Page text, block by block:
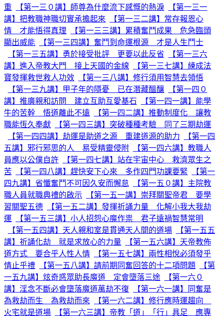
重
【第一三０講】師尊為什麼流下感慨的熱淚
【第一三一
講】把教職神職切實承擔起來
【第一三二講】常存報恩心
情 才能悟得真理
【第一三三講】累積奮鬥成果 危急臨頭
顯出威能
【第一三四講】奮鬥到命運根源 才是人生鬥士
【第一三五講】勇於接受批評 更要以此反省
【第一三六
講】進入帝教大門 接上天國的金線
【第一三七講】練成法
寶發揮救世救人功效
【第一三八講】修行須用智慧去領悟
【第一三九講】甲子年的隱憂 已在潛藏醞釀
【第一四０
講】推廣親和訪問 建立互助互愛基石
【第一四一講】能學
牛的苦幹 悟道離此不遠
【第一四二講】推動制度化 讓教
職能恆久奉獻
【第一四三講】突破種種考驗 同了三期劫運
【第一四四講】劫運是助道之源 重建道源的助力
【第一四
五講】邪行邪思的人 易受精靈侵附
【第一四六講】教職人
員應以公僕自許
【第一四七講】站在宇宙中心 救濟眾生之
苦
【第一四八講】趕快安下心來 多作四門功課要緊
【第一
四九講】省懺奮鬥不可因久安而懈怠
【第一五０講】主院教
職人員就職典禮的啟示
【第一五一講】崇拜關聖帝君 要學
習關聖五德
【第一五二講】發揮祈誦力量 化解小我大我劫
運
【第一五三講】小人招怨心魔作祟 君子遠禍智慧常明
【第一五四講】天人親和室是貫通天人間的道場
【第一五五
講】祈誦化劫 就是求放心的力量
【第一五六講】天帝教佈
道方式 要合乎人性人情
【第一五七講】兩性相悅必須發乎
情止乎禮
【第一五八講】請前期同奮回答的十二項問題
【第
一五九講】炫奇惑眾助長魔道 定會墮落三途
【第一六０
講】淫念不斷必會墮落魔道萬劫不復
【第一六一講】同奮是
為救劫而生 為救劫而來
【第一六二講】修行應時運趨向
火宅就是道場
【第一六三講】帝教「道」「行」具足 應專